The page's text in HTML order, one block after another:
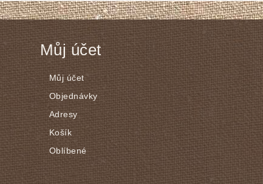
Můj účet
Můj účet
Objednávky
Adresy
Košík
Oblíbené